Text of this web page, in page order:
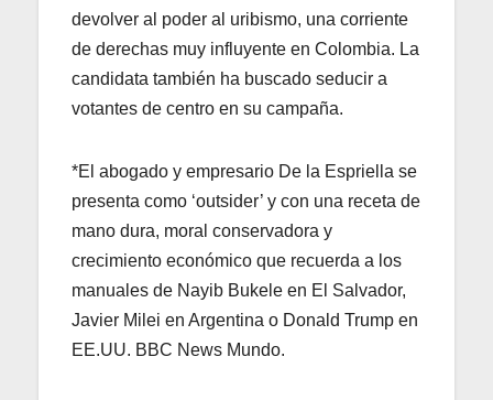
devolver al poder al uribismo, una corriente
de derechas muy influyente en Colombia. La
candidata también ha buscado seducir a
votantes de centro en su campaña.
*El abogado y empresario De la Espriella se
presenta como ‘outsider’ y con una receta de
mano dura, moral conservadora y
crecimiento económico que recuerda a los
manuales de Nayib Bukele en El Salvador,
Javier Milei en Argentina o Donald Trump en
EE.UU. BBC News Mundo.